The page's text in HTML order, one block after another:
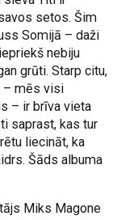
setos. Šim
Somijā – daži
nebiju
grūti. Starp citu,
– mēs visi
– ir brīva vieta
saprast, kas tur
liecināt, ka
Šāds albuma
Miks Magone